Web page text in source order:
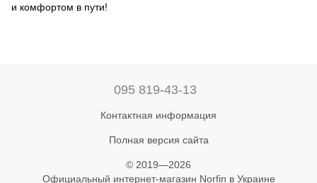
и комфортом в пути!
095 819-43-13
Контактная информация
Полная версия сайта
© 2019—2026
Официальный интернет-магазин Norfin в Украине